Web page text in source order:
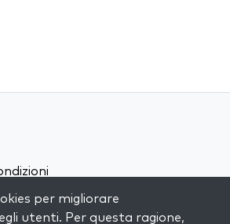
per migliorare
utenti. Per questa ragione,